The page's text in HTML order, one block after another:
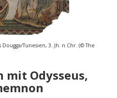
Tunesien, 3. Jh. n.Chr. (© The
mit Odysseus,